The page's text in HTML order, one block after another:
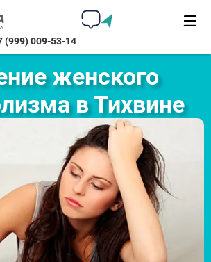
(999) 009-53-14
женского
в Тихвине